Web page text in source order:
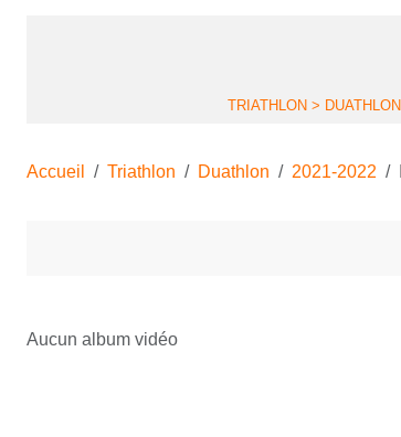
TRIATHLON > DUATHLON
Accueil Triathlon Duathlon 2021-2022
Aucun album vidéo